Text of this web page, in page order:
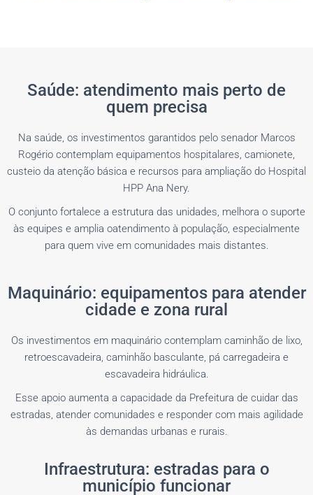
Saúde: atendimento mais perto de
quem precisa
Na saúde, os investimentos garantidos pelo senador Marcos
Rogério contemplam equipamentos hospitalares, camionete,
custeio da atenção básica e recursos para ampliação do Hospital
HPP Ana Nery.
O conjunto fortalece a estrutura das unidades, melhora o suporte
às equipes e amplia oatendimento à população, especialmente
para quem vive em comunidades mais distantes.
Maquinário: equipamentos para atender
cidade e zona rural
Os investimentos em maquinário contemplam caminhão de lixo,
retroescavadeira, caminhão basculante, pá carregadeira e
escavadeira hidráulica.
Esse apoio aumenta a capacidade da Prefeitura de cuidar das
estradas, atender comunidades e responder com mais agilidade
às demandas urbanas e rurais.
Infraestrutura: estradas para o
município funcionar